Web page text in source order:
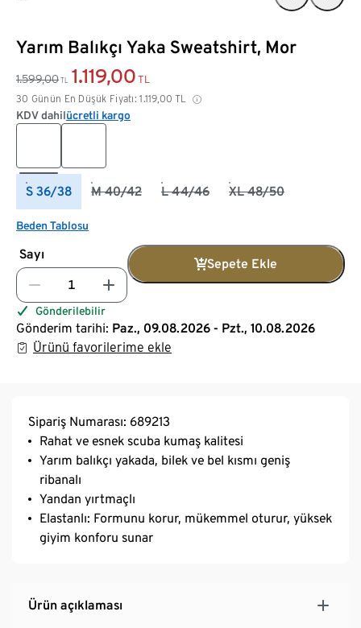
Yarım Balıkçı Yaka Sweatshirt, Mor
1.599,00 TL 1.119,00 TL
30 Günün En Düşük Fiyatı: 1.119,00 TL
KDV dahilücretli kargo
S 36/38 M 40/42 L 44/46 XL 48/50
Beden Tablosu
Sayı
Sepete Ekle
Gönderilebilir
Gönderim tarihi: Paz., 09.08.2026 - Pzt., 10.08.2026
Ürünü favorilerime ekle
Sipariş Numarası: 689213
Rahat ve esnek scuba kumaş kalitesi
Yarım balıkçı yakada, bilek ve bel kısmı geniş
ribanalı
Yandan yırtmaçlı
Elastanlı: Formunu korur, mükemmel oturur, yüksek
giyim konforu sunar
Ürün açıklaması